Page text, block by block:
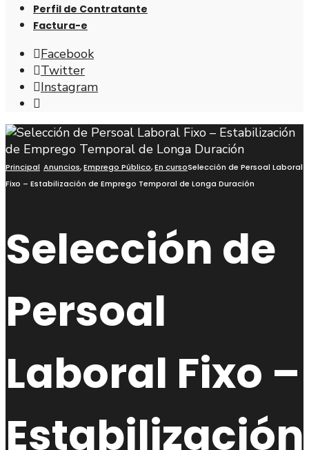
Perfil de Contratante
Factura-e
Facebook
Twitter
Instagram
de
busca
Principal Anuncios,Emprego Público,En cursoSelección de Persoal Laboral
Fixo – Estabilización de Emprego Temporal de Longa Duración
Selección de
Persoal
Laboral Fixo –
Estabilización